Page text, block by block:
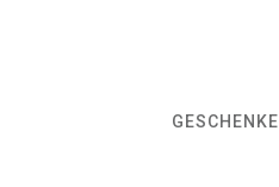
GESCHENKE